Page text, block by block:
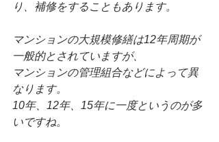
り、補修をすることもあります。
マンションの大規模修繕は12年周期が
一般的とされていますが、
マンションの管理組合などによって異
なります。
10年、12年、15年に一度というのが多
いですね。